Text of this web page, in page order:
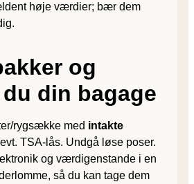
høje værdier; bær dem
og
din bagage
rygsække med intakte
TSA-lås. Undgå løse poser.
og værdigenstande i en
så du kan tage dem